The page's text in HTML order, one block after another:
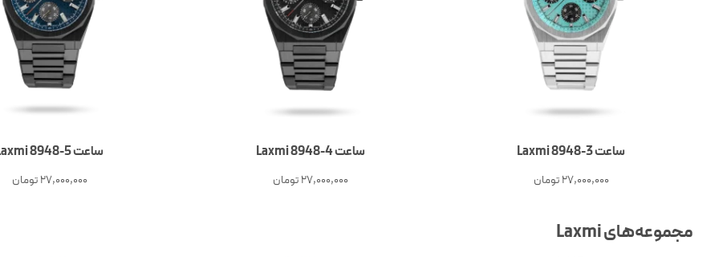
ساعت 3-Laxmi 8948
27,000,000تومان
ساعت 4-Laxmi 8948
27,000,000تومان
ساعت 5-Laxmi 8948
27,000,000تومان
مجموعه‌های Laxmi